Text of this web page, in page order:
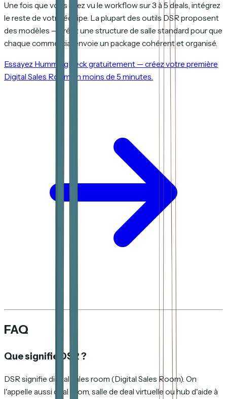
Une fois que vous avez vu le workflow sur 3 à 5 deals, intégrez
le reste de votre équipe. La plupart des outils DSR proposent
des modèles — créez une structure de salle standard pour que
chaque commercial envoie un package cohérent et organisé.
Essayez HummingDeck gratuitement — créez votre première
Digital Sales Room en moins de 5 minutes.
FAQ
Que signifie DSR ?
DSR signifie digital sales room (Digital Sales Room). On
l'appelle aussi deal room, salle de deal virtuelle ou hub d'aide à